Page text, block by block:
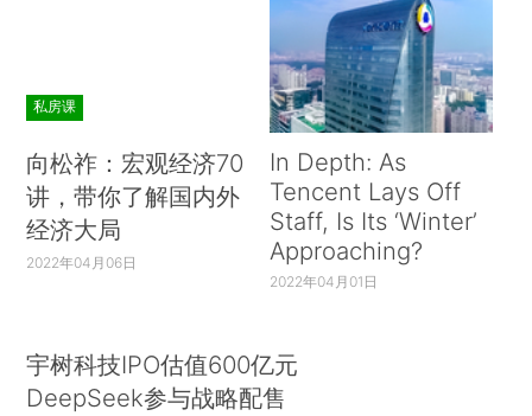
私房课
向松祚：宏观经济70
讲，带你了解国内外
经济大局
2022年04月06日
In Depth: As
Tencent Lays Off
Staff, Is Its ‘Winter’
Approaching?
2022年04月01日
宇树科技IPO估值600亿元
DeepSeek参与战略配售